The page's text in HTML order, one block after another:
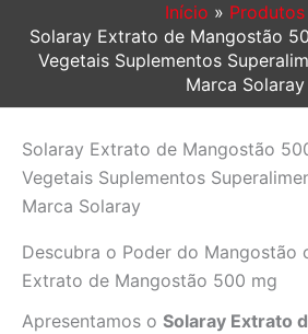
Início
Produtos
Solaray Extrato de Mangostão
Vegetais Suplementos
Marca Solaray
Solaray Extrato de Mangostão
Vegetais Suplementos
Marca Solaray
Descubra o Poder do Mangostão
Extrato de Mangostão 500 mg
Apresentamos o Solaray Extrato